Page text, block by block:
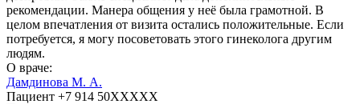
рекомендации. Манера общения у неё была грамотной. В
целом впечатления от визита остались положительные. Если
потребуется, я могу посоветовать этого гинеколога другим
людям.
О враче:
Дамдинова М. А.
Пациент +7 914 50XXXXX